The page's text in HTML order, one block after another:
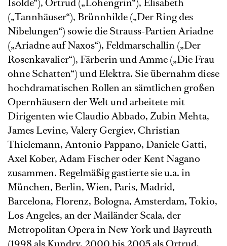
Isolde“), Ortrud („Lohengrin“), Elisabeth
(„Tannhäuser“), Brünnhilde („Der Ring des
Nibelungen“) sowie die Strauss-Partien Ariadne
(„Ariadne auf Naxos“), Feldmarschallin („Der
Rosenkavalier“), Färberin und Amme („Die Frau
ohne Schatten“) und Elektra. Sie übernahm diese
hochdramatischen Rollen an sämtlichen großen
Opernhäusern der Welt und arbeitete mit
Dirigenten wie Claudio Abbado, Zubin Mehta,
James Levine, Valery Gergiev, Christian
Thielemann, Antonio Pappano, Daniele Gatti,
Axel Kober, Adam Fischer oder Kent Nagano
zusammen. Regelmäßig gastierte sie u.a. in
München, Berlin, Wien, Paris, Madrid,
Barcelona, Florenz, Bologna, Amsterdam, Tokio,
Los Angeles, an der Mailänder Scala, der
Metropolitan Opera in New York und Bayreuth